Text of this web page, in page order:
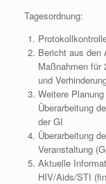
Tagesordnung:
Bericht aus den
Maßnahmen für
und
Weitere
Überarbeitung
der GI
Überarbeitung
Veranstaltung
Aktuelle
HIV/Aids/STI